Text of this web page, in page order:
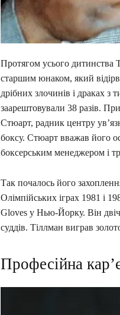
Протягом усього дитинства
старшим юнаком, який
дрібних злочинів і драках
заарештовували 38 разів.
Стюарт, радник центру
боксу. Стюарт вважав його
боксерським менеджером і
Так почалось його
Олімпійських іграх 1981 і
Gloves у Нью-Йорку. Він
суддів. Тіллман виграв
Професійна